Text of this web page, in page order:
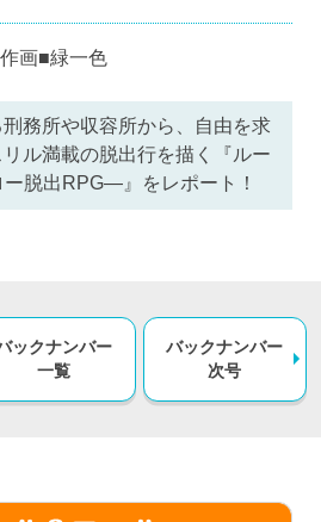
作画■緑一色
務所や収容所から、自由を求
ル満載の脱出行を描く『ルー
脱出RPG—』をレポート！
ックナンバー
一覧
バックナンバー
次号